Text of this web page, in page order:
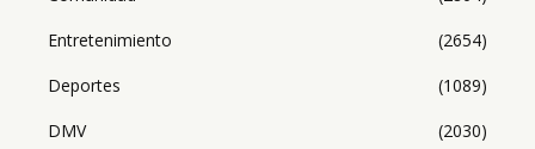
Entretenimiento
(2654)
Deportes
(1089)
DMV
(2030)